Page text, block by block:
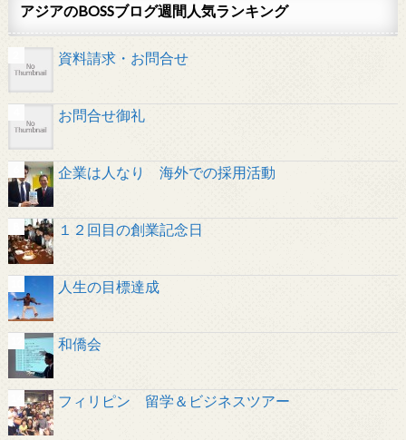
アジアのBOSSブログ週間人気ランキング
資料請求・お問合せ
お問合せ御礼
企業は人なり 海外での採用活動
１２回目の創業記念日
人生の目標達成
和僑会
フィリピン 留学＆ビジネスツアー